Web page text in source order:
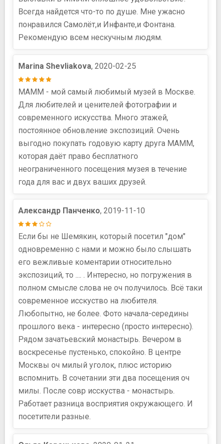
Всегда найдется что-то по душе. Мне ужасно
понравился Самолёт,и Инфанте,и Фонтана.
Рекомендую всем нескучным людям.
Marina Shevliakova, 2020-02-25
МАММ - мой самый любимый музей в Москве.
Для любителей и ценителей фотографии и
современного искусства. Много этажей,
постоянное обновление экспозиций. Очень
выгодно покупать годовую карту друга МАММ,
которая даёт право бесплатного
неограниченного посещения музея в течение
года для вас и двух ваших друзей.
Александр Панченко, 2019-11-10
Если бы не Шемякин, который посетил "дом"
одновременно с нами и можно было слышать
его вежливые коментарии относительно
экспозиций, то .... . Интересно, но погружения в
полном смысле слова не оч получилось. Всё таки
современное исскуство на любителя.
Любопытно, не более. Фото начала-середины
прошлого века - интересно (просто интересно).
Рядом зачатьевский монастырь. Вечером в
воскресенье пустенько, спокойно. В центре
Москвы оч милый уголок, плюс историю
вспомнить. В сочетании эти два посещения оч
милы. После совр исскуства - монастырь.
Работает разница восприятия окружающего. И
посетители разные.